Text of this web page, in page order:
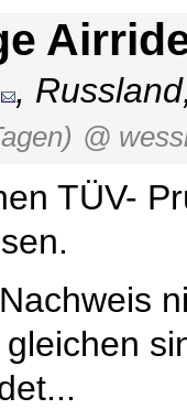
, Russland
@
TÜV-